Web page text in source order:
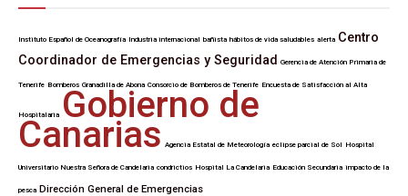
Instituto Español de Oceanografía Industria internacional bañista hábitos de vida saludables alerta Centro
Coordinador de Emergencias y Seguridad Gerencia de Atención Primaria de
Tenerife Bomberos Granadilla de Abona Consorcio de Bomberos de Tenerife Encuesta de Satisfacción al Alta
Hospitalaria Gobierno de
Canarias Agencia Estatal de Meteorología eclipse parcial de Sol Hospital
Universitario Nuestra Señora de Candelaria condrictios Hospital La Candelaria Educación Secundaria impacto de la
pesca Dirección General de Emergencias